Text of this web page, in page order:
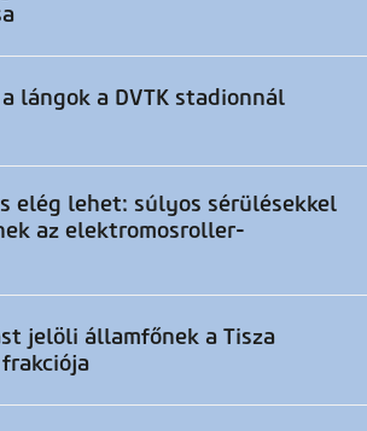
lángok a DVTK stadionnál
elég lehet: súlyos sérülésekkel
az elektromosroller-
jelöli államfőnek a Tisza